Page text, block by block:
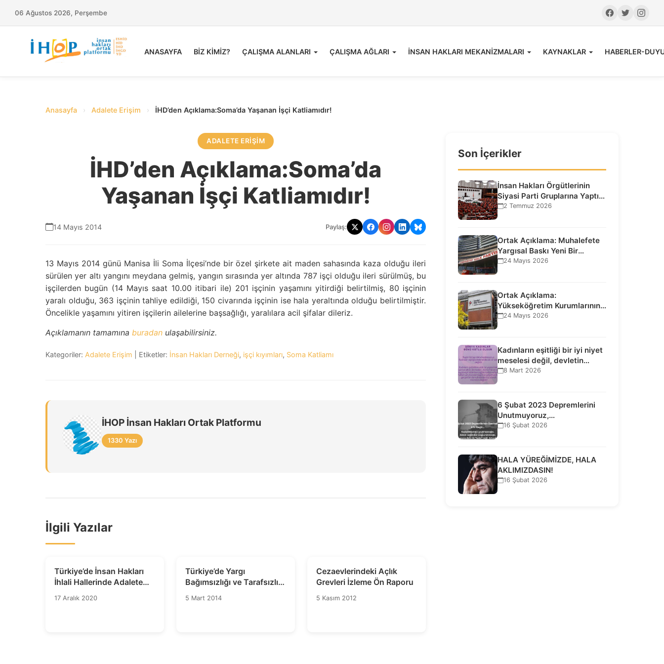
06 Ağustos 2026, Perşembe
ANASAYFA BİZ KİMİZ? ÇALIŞMA ALANLARI ÇALIŞMA AĞLARI İNSAN HAKLARI MEKANİZMALARI KAYNAKLAR HABERLER-
Anasayfa › Adalete Erişim › İHD’den Açıklama:Soma’da Yaşanan İşçi Katliamıdır!
ADALETE ERIŞIM
İHD’den Açıklama:Soma’da
Yaşanan İşçi Katliamıdır!
14 Mayıs 2014 Paylaş:
13 Mayıs 2014 günü Manisa İli Soma İlçesi’nde bir özel şirkete ait maden sahasında kaza olduğu ileri
sürülen yer altı yangını meydana gelmiş, yangın sırasında yer altında 787 işçi olduğu ileri sürülmüş, bu
işçilerden bugün (14 Mayıs saat 10.00 itibari ile) 201 işçinin yaşamını yitirdiği belirtilmiş, 80 işçinin
yaralı olduğu, 363 işçinin tahliye edildiği, 150 civarında işçinin ise hala yeraltında olduğu belirtilmiştir.
Öncelikle yaşamını yitiren işçilerin ailelerine başsağlığı, yaralılara acil şifalar dileriz.
Açıklamanın tamamına buradan ulaşabilirsiniz.
Kategoriler: Adalete Erişim | Etiketler: İnsan Hakları Derneği, işçi kıyımları, Soma Katliamı
İHOP İnsan Hakları Ortak Platformu
1330 Yazı
İlgili Yazılar
Türkiye’de İnsan Hakları
İhlali Hallerinde Adalete
Erişimin Durumuna İlişkin
17 Aralık 2020
Türkiye’de Yargı
Bağımsızlığı ve Tarafsızlığı
Tehlikede
5 Mart 2014
Cezaevlerindeki Açlık
Grevleri İzleme Ön Raporu
5 Kasım 2012
Son İçerikler
İnsan Hakları Örgütlerinin
Siyasi Parti Gruplarına Yaptığı
Ziyaretlere İlişkin
2 Temmuz 2026
Ortak Açıklama: Muhalefete
Yargısal Baskı Yeni Bir
Aşamaya Geçti: Seçilmiş…
24 Mayıs 2026
Ortak Açıklama:
Yükseköğretim Kurumlarının
Toplumsal İşlevi Kurucularının
24 Mayıs 2026
Kadınların eşitliği bir iyi niyet
meselesi değil, devletin
uluslararası insan…
8 Mart 2026
6 Şubat 2023 Depremlerini
Unutmuyoruz,
Vazgeçmiyoruz, Hesap
16 Şubat 2026
HALA YÜREĞİMİZDE, HALA
AKLIMIZDASIN!
16 Şubat 2026